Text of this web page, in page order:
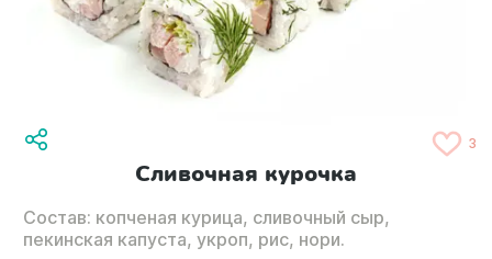
3
Сливочная курочка
Состав: копченая курица, сливочный сыр,
пекинская капуста, укроп, рис, нори.